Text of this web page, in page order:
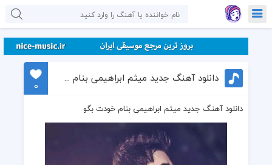
دانلود آهنگ جدید میثم ابراهیمی بنام خودت بگو
0
دانلود آهنگ جدید میثم ابراهیمی بنام خودت بگو